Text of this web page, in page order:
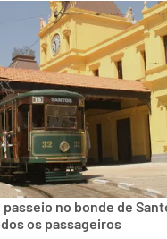
passeio no bonde de
os passageiros